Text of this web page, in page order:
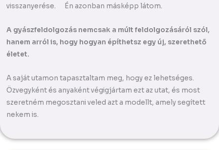
visszanyerése. Én azonban másképp látom.
A gyászfeldolgozás nemcsak a múlt feldolgozásáról szól,
hanem arról is, hogy hogyan építhetsz egy új, szerethető
életet.
A saját utamon tapasztaltam meg, hogy ez lehetséges.
Özvegyként és anyaként végigjártam ezt az utat, és most
szeretném megosztani veled azt a modellt, amely segített
nekem is.